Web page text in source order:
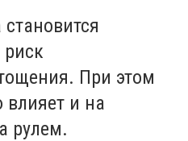
риск
При этом
влияет и на
рулем.